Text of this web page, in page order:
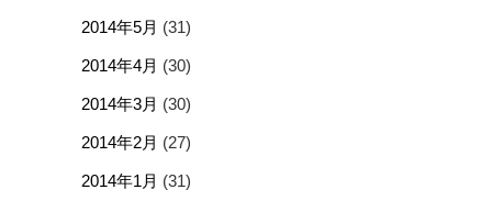
2014年5月 (31)
2014年4月 (30)
2014年3月 (30)
2014年2月 (27)
2014年1月 (31)